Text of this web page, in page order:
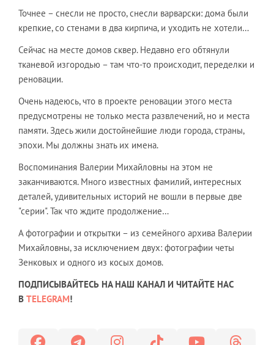
Точнее – снесли не просто, снесли варварски: дома были
крепкие, со стенами в два кирпича, и уходить не хотели…
Сейчас на месте домов сквер. Недавно его обтянули
тканевой изгородью – там что-то происходит, переделки и
реновации.
Очень надеюсь, что в проекте реновации этого места
предусмотрены не только места развлечений, но и места
памяти. Здесь жили достойнейшие люди города, страны,
эпохи. Мы должны знать их имена.
Воспоминания Валерии Михайловны на этом не
заканчиваются. Много известных фамилий, интересных
деталей, удивительных историй не вошли в первые две
"серии". Так что ждите продолжение…
А фотографии и открытки – из семейного архива Валерии
Михайловны, за исключением двух: фотографии четы
Зенковых и одного из косых домов.
ПОДПИСЫВАЙТЕСЬ НА НАШ КАНАЛ И ЧИТАЙТЕ НАС
В TELEGRAM!